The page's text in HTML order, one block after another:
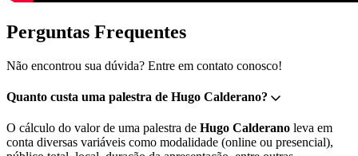
Perguntas Frequentes
Não encontrou sua dúvida? Entre em contato conosco!
Quanto custa uma palestra de Hugo Calderano?
O cálculo do valor de uma palestra de Hugo Calderano leva em
conta diversas variáveis como modalidade (online ou presencial),